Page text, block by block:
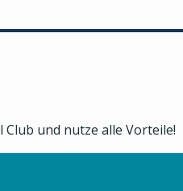
und nutze alle Vorteile!